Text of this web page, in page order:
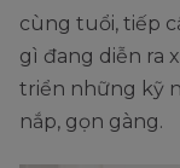
cùng tuổi, tiếp
gì đang diễn ra
triển những kỹ
nắp, gọn gàng.